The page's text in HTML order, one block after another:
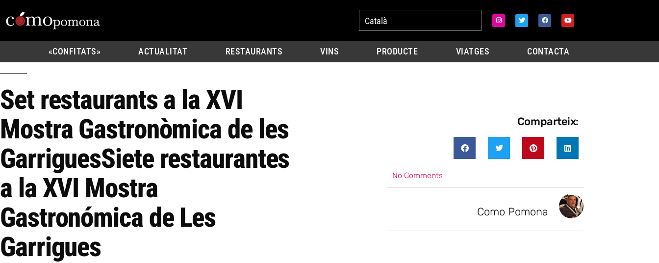
Català
«CONFITATS» ACTUALITAT RESTAURANTS VINS PRODUCTE VIATGES CONTACTA
Set restaurants a la XVI
Mostra Gastronòmica de les
GarriguesSiete restaurantes
a la XVI Mostra
Gastronómica de Les
Garrigues
Comparteix:
No Comments
Como Pomona